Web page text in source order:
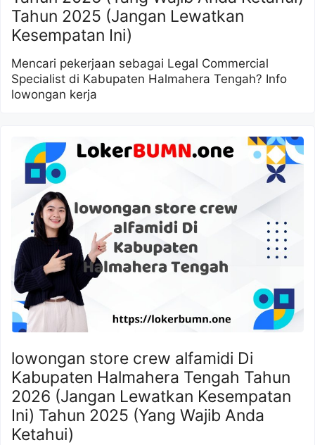
Tahun 2025 (Jangan Lewatkan
Kesempatan Ini)
Mencari pekerjaan sebagai Legal Commercial
Specialist di Kabupaten Halmahera Tengah? Info
lowongan kerja
lowongan store crew alfamidi Di
Kabupaten Halmahera Tengah Tahun
2026 (Jangan Lewatkan Kesempatan
Ini) Tahun 2025 (Yang Wajib Anda
Ketahui)